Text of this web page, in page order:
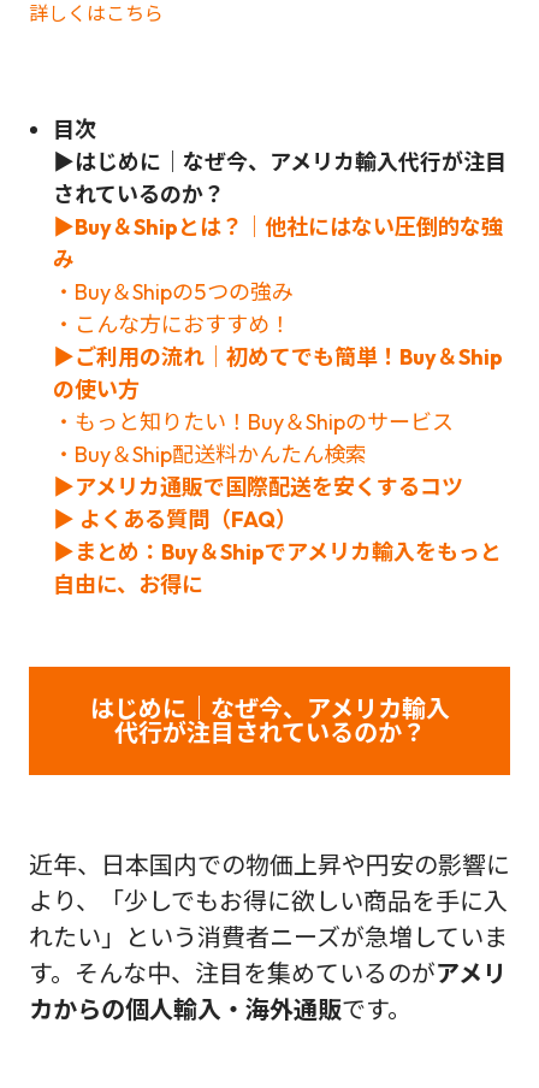
詳しくはこちら
目次
▶はじめに｜なぜ今、アメリカ輸入代行が注目
されているのか？
▶Buy＆Shipとは？｜他社にはない圧倒的な強
み
・Buy＆Shipの5つの強み
・こんな方におすすめ！
▶ご利用の流れ｜初めてでも簡単！Buy＆Ship
の使い方
・もっと知りたい！Buy＆Shipのサービス
・Buy＆Ship配送料かんたん検索
▶アメリカ通販で国際配送を安くするコツ
▶ よくある質問（FAQ）
▶まとめ：Buy＆Shipでアメリカ輸入をもっと
自由に、お得に
はじめに｜なぜ今、アメリカ輸入
代行が注目されているのか？
近年、日本国内での物価上昇や円安の影響に
より、「少しでもお得に欲しい商品を手に入
れたい」という消費者ニーズが急増していま
す。そんな中、注目を集めているのがアメリ
カからの個人輸入・海外通販です。